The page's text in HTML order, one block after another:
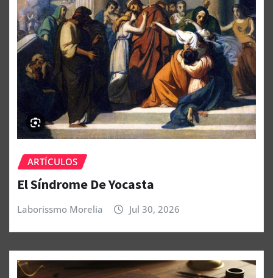
ARTÍCULOS
El Síndrome De Yocasta
Laborissmo Morelia Jul 30, 2026